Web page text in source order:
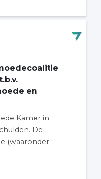
en
Kamer in
De
(waaronder